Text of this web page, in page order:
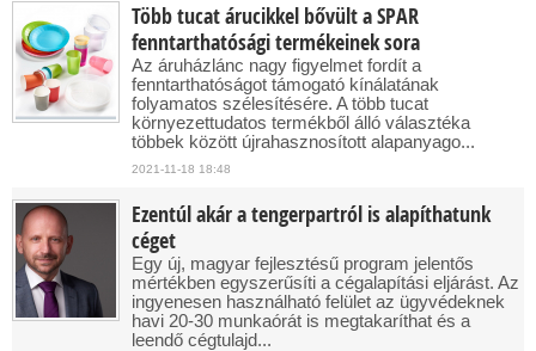
Több tucat árucikkel bővült a SPAR
fenntarthatósági termékeinek sora
Az áruházlánc nagy figyelmet fordít a
fenntarthatóságot támogató kínálatának
folyamatos szélesítésére. A több tucat
környezettudatos termékből álló választéka
többek között újrahasznosított alapanyago...
2021-11-18 18:48
Ezentúl akár a tengerpartról is alapíthatunk
céget
Egy új, magyar fejlesztésű program jelentős
mértékben egyszerűsíti a cégalapítási eljárást. Az
ingyenesen használható felület az ügyvédeknek
havi 20-30 munkaórát is megtakaríthat és a
leendő cégtulajd...